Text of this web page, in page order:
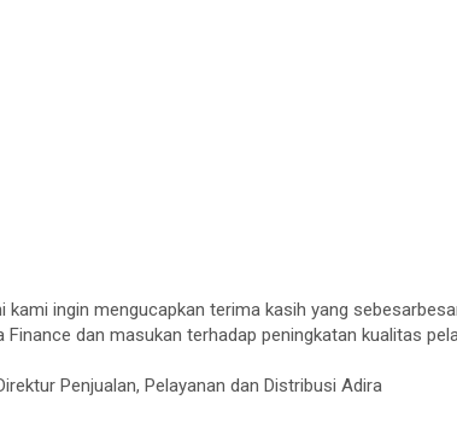
kami ingin mengucapkan terima kasih yang
dan masukan terhadap peningkatan kualitas
Penjualan, Pelayanan dan Distribusi Adira